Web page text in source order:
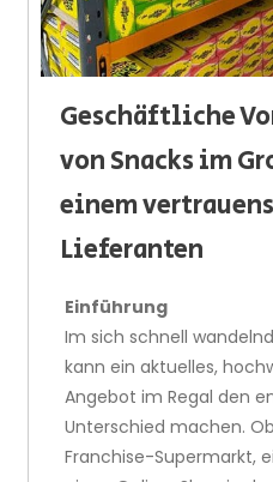
Geschäftliche
von Snacks im
einem
Lieferanten
Einführung
Im sich schnell
kann ein aktuelles,
Angebot im Regal den
Unterschied machen.
Franchise-Supermarkt,